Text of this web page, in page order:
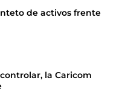
de activos frente
la Caricom